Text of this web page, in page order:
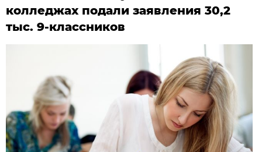
колледжах подали заявления 30,2
тыс. 9-классников